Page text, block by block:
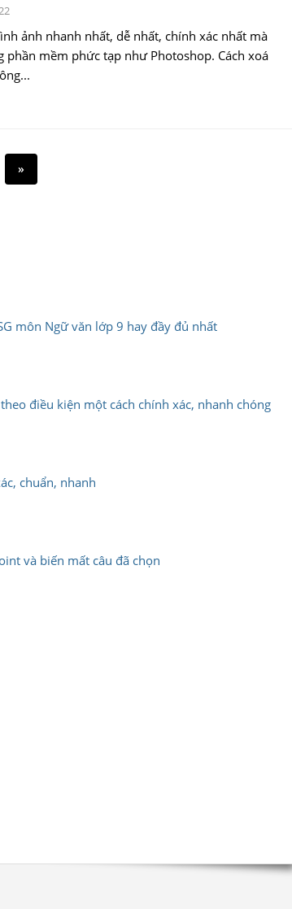
ảnh nhanh nhất, dễ nhất, chính xác nhất mà
phần mềm phức tạp như Photoshop. Cách xoá
»
môn Ngữ văn lớp 9 hay đầy đủ nhất
điều kiện một cách chính xác, nhanh chóng
chuẩn, nhanh
và biến mất câu đã chọn